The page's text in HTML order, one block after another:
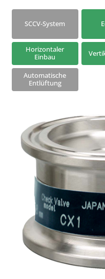
Zwei-
SCCV-System
Horizontaler
Einbau
Automatische
Entlüftung